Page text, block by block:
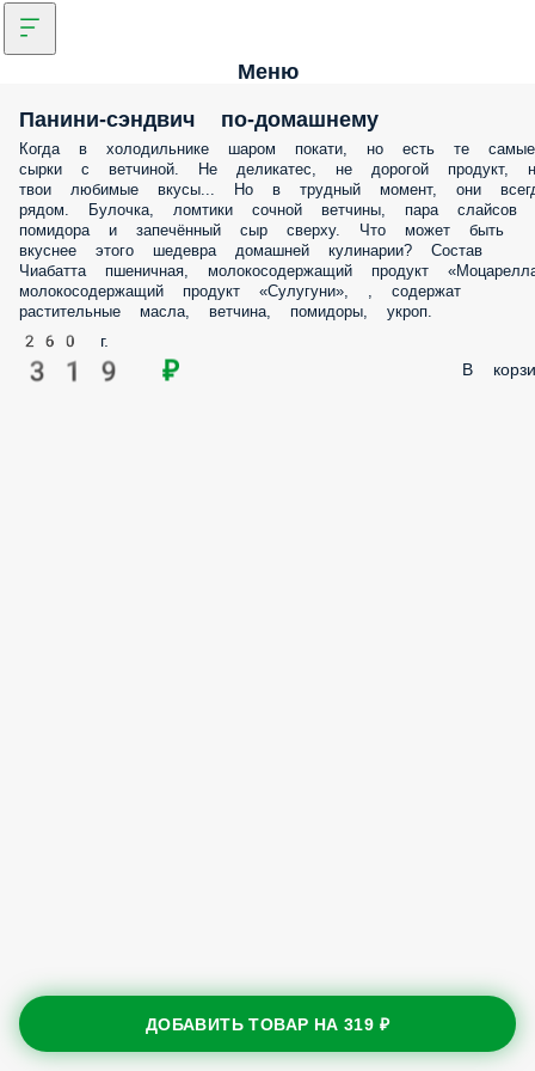
Меню
Панини-сэндвич по-домашнему
Когда в холодильнике шаром покати, но есть те самые сырки с
ветчиной. Не деликатес, не дорогой продукт, не твои любимые
Но в трудный момент, они всегда рядом. Булочка, ломтики сочной
ветчины, пара слайсов помидора и запечённый сыр сверху. Что
быть вкуснее этого шедевра домашней кулинарии? Состав Чиабатта
пшеничная, молокосодержащий продукт «Моцарелла»,
молокосодержащий продукт «Сулугуни», , содержат растительные
масла, ветчина, помидоры, укроп.
260 г.
319 ₽
ДОБАВИТЬ ТОВАР НА319 ₽